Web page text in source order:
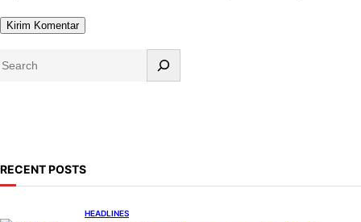
S
h
RECENT POSTS
HEADLINES